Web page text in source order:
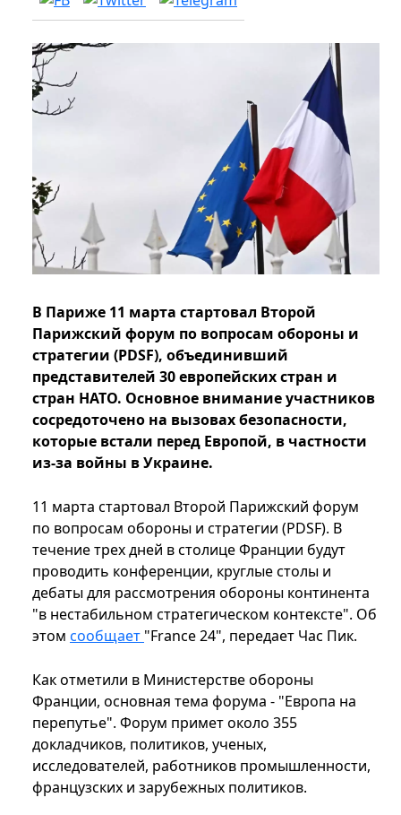
В Париже 11 марта стартовал Второй
Парижский форум по вопросам обороны и
стратегии (PDSF), объединивший
представителей 30 европейских стран и
стран НАТО. Основное внимание участников
сосредоточено на вызовах безопасности,
которые встали перед Европой, в частности
из-за войны в Украине.
11 марта стартовал Второй Парижский форум
по вопросам обороны и стратегии (PDSF). В
течение трех дней в столице Франции будут
проводить конференции, круглые столы и
дебаты для рассмотрения обороны континента
"в нестабильном стратегическом контексте". Об
этом сообщает "France 24", передает Час Пик.
Как отметили в Министерстве обороны
Франции, основная тема форума - "Европа на
перепутье". Форум примет около 355
докладчиков, политиков, ученых,
исследователей, работников промышленности,
французских и зарубежных политиков.